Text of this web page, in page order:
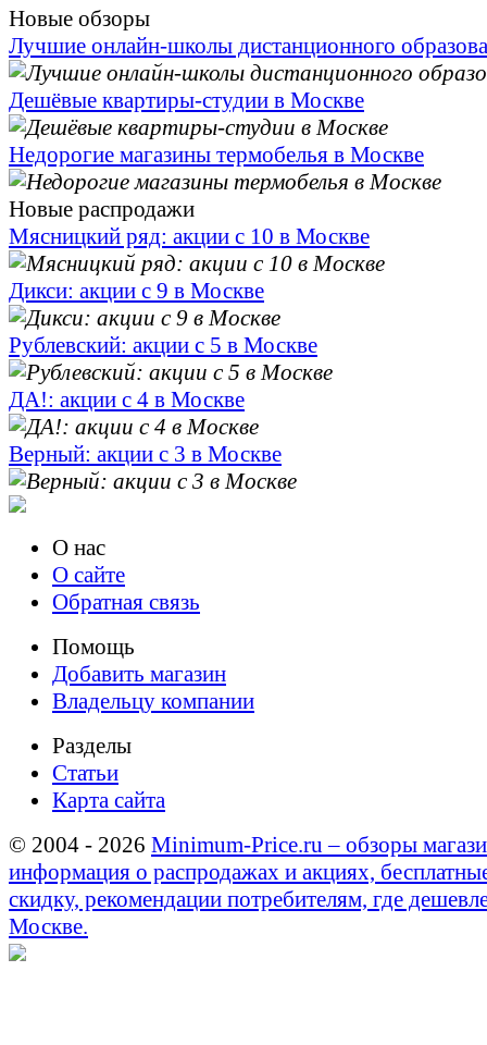
Новые обзоры
Лучшие онлайн-школы дистанционного
Дешёвые квартиры-студии в Москве
Недорогие магазины термобелья в Москве
Новые распродажи
Мясницкий ряд: акции с 10 в Москве
Дикси: акции с 9 в Москве
Рублевский: акции с 5 в Москве
ДА!: акции с 4 в Москве
Верный: акции с 3 в Москве
О нас
О сайте
Обратная связь
Помощь
Добавить магазин
Владельцу компании
Разделы
Статьи
Карта сайта
© 2004 - 2026 Minimum-Price.ru – обзоры
информация о распродажах и акциях,
скидку, рекомендации потребителям, где
Москве.